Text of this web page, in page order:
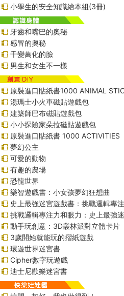
小學生的安全知識繪本組(3冊)
牙齒和嘴巴的奧秘
感冒的奧秘
千變萬化的臉
男生和女生不一樣
原裝進口貼紙書1000 ANIMAL
湯瑪士小火車磁貼遊戲包
建築師巴布磁貼遊戲包
小小探險家朵拉磁貼遊戲包
原裝進口貼紙書 1000 ACTIVITIES
夢幻公主
可愛的動物
有趣的農場
恐龍世界
樂智遊戲書：小女孩夢幻狂想曲
史上最強迷宮遊戲書：挑戰邏輯專
挑戰邏輯專注力和眼力：史上最強
動手玩創意：3D叢林派對立體卡片
3歲開始就能玩的摺紙遊戲
環遊世界迷宮書
Cipher數字玩遊戲
迪士尼歡樂迷宮書